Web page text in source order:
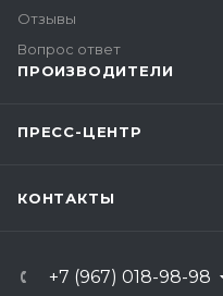
Отзывы
Вопрос ответ
ПРОИЗВОДИТЕЛИ
ПРЕСС-ЦЕНТР
КОНТАКТЫ
+7 (967) 018-98-98